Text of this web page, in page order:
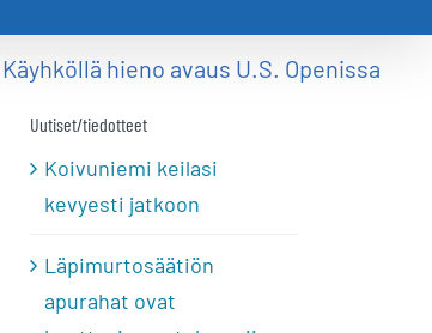
Käyhköllä hieno avaus U.S. Openissa
Uutiset/tiedotteet
Koivuniemi keilasi
kevyesti jatkoon
Läpimurtosäätiön
apurahat ovat